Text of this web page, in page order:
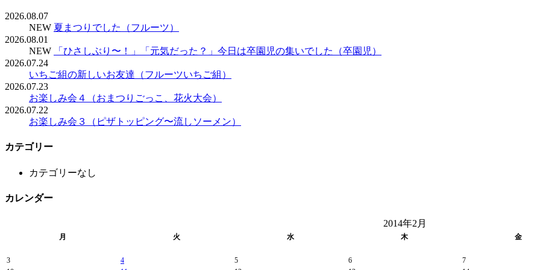
2026.08.07
NEW 夏まつりでした（フルーツ）
2026.08.01
NEW
「ひさしぶり〜！」「元気だった？」今日は卒園児の集いでした（卒園児）
2026.07.24
いちご組の新しいお友達（フルーツいちご組）
2026.07.23
お楽しみ会４（おまつりごっこ、花火大会）
2026.07.22
お楽しみ会３（ピザトッピング〜流しソーメン）
カテゴリー
カテゴリーなし
カレンダー
2014年2月
月 火 水 木 金
3
4 5 6 7